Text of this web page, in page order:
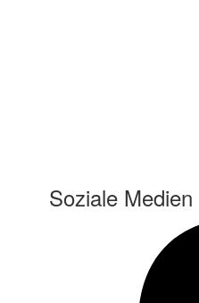
Soziale Medien